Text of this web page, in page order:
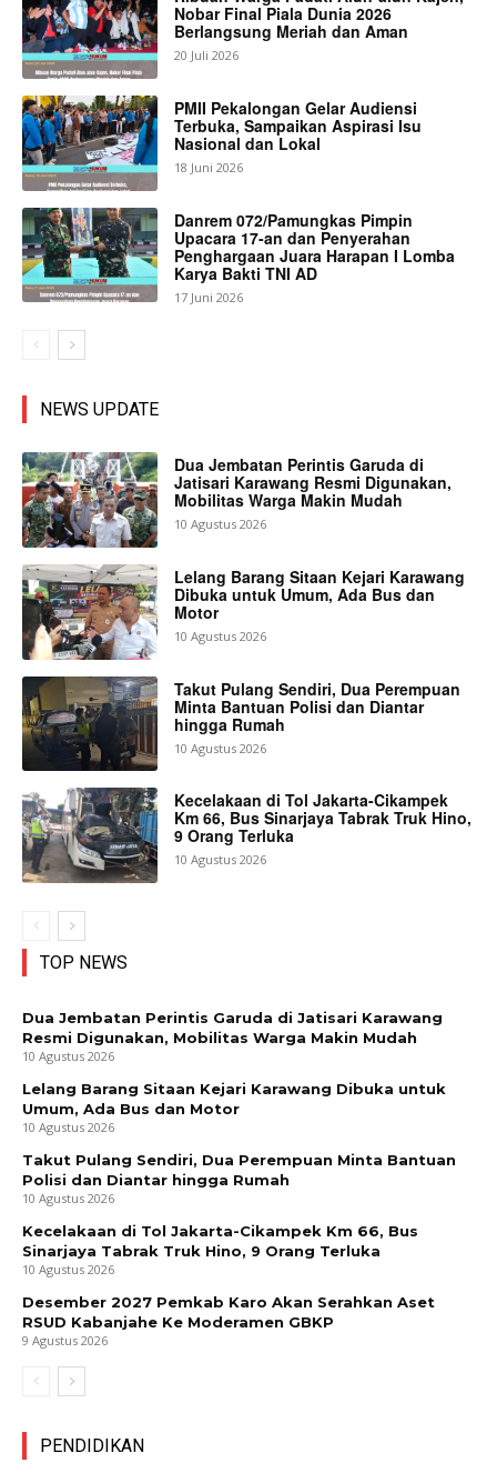
Nobar Final Piala Dunia 2026
Berlangsung Meriah dan Aman
20 Juli 2026
PMII Pekalongan Gelar Audiensi
Terbuka, Sampaikan Aspirasi Isu
Nasional dan Lokal
18 Juni 2026
Danrem 072/Pamungkas Pimpin
Upacara 17-an dan Penyerahan
Penghargaan Juara Harapan I Lomba
Karya Bakti TNI AD
17 Juni 2026
NEWS UPDATE
Dua Jembatan Perintis Garuda di
Jatisari Karawang Resmi Digunakan,
Mobilitas Warga Makin Mudah
10 Agustus 2026
Lelang Barang Sitaan Kejari Karawang
Dibuka untuk Umum, Ada Bus dan
Motor
10 Agustus 2026
Takut Pulang Sendiri, Dua Perempuan
Minta Bantuan Polisi dan Diantar
hingga Rumah
10 Agustus 2026
Kecelakaan di Tol Jakarta-Cikampek
Km 66, Bus Sinarjaya Tabrak Truk Hino,
9 Orang Terluka
10 Agustus 2026
TOP NEWS
Dua Jembatan Perintis Garuda di Jatisari Karawang
Resmi Digunakan, Mobilitas Warga Makin Mudah
10 Agustus 2026
Lelang Barang Sitaan Kejari Karawang Dibuka untuk
Umum, Ada Bus dan Motor
10 Agustus 2026
Takut Pulang Sendiri, Dua Perempuan Minta Bantuan
Polisi dan Diantar hingga Rumah
10 Agustus 2026
Kecelakaan di Tol Jakarta-Cikampek Km 66, Bus
Sinarjaya Tabrak Truk Hino, 9 Orang Terluka
10 Agustus 2026
Desember 2027 Pemkab Karo Akan Serahkan Aset
RSUD Kabanjahe Ke Moderamen GBKP
9 Agustus 2026
PENDIDIKAN